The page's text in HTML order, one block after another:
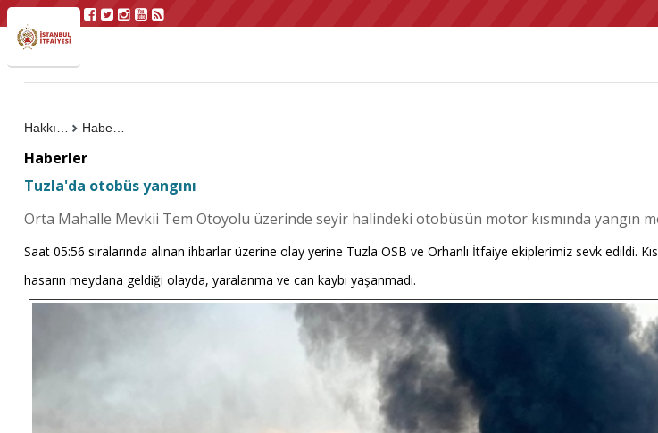
Haberler
Haberler
Tuzla'da otobüs yangını
Orta Mahalle Mevkii Tem Otoyolu üzerinde seyir halindeki otobüsün motor kısmında yangın
Saat 05:56 sıralarında alınan ihbarlar üzerine olay yerine Tuzla OSB ve Orhanlı İtfaiye ekiplerimiz sevk edildi.
hasarın meydana geldiği olayda, yaralanma ve can kaybı yaşanmadı.